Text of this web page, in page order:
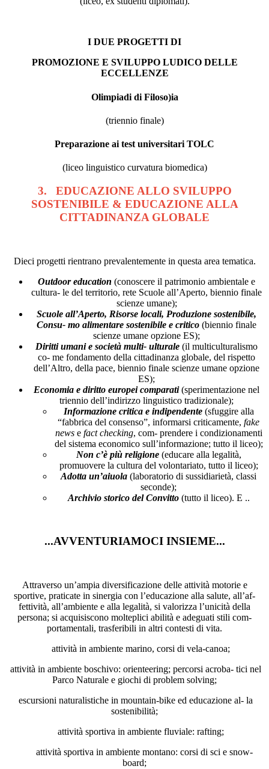
I DUE PROGETTI DI
PROMOZIONE E SVILUPPO LUDICO DELLE
ECCELLENZE
Olimpiadi di Filoso)ia
(triennio finale)
Preparazione ai test universitari TOLC
(liceo linguistico curvatura biomedica)
3. EDUCAZIONE ALLO SVILUPPO
SOSTENIBILE & EDUCAZIONE ALLA
CITTADINANZA GLOBALE
Dieci progetti rientrano prevalentemente in questa area tematica.
Outdoor education (conoscere il patrimonio ambientale e
cultura- le del territorio, rete Scuole all’Aperto, biennio finale
scienze umane);
Scuole all’Aperto, Risorse locali, Produzione sostenibile,
Consu- mo alimentare sostenibile e critico (biennio finale
scienze umane opzione ES);
Diritti umani e società multi- ulturale (il multiculturalismo
co- me fondamento della cittadinanza globale, del rispetto
dell’Altro, della pace, biennio finale scienze umane opzione
ES);
Economia e diritto europei comparati(sperimentazione nel
triennio dell’indirizzo linguistico tradizionale);
Informazione critica e indipendente (sfuggire alla
“fabbrica del consenso”, informarsi criticamente, fake
news e fact checking, com- prendere i condizionamenti
del sistema economico sull’informazione; tutto il liceo);
Non c’è più religione (educare alla legalità,
promuovere la cultura del volontariato, tutto il liceo);
Adotta un’aiuola (laboratorio di sussidiarietà, classi
seconde);
Archivio storico del Convitto (tutto il liceo). E ..
...AVVENTURIAMOCI INSIEME...
Attraverso un’ampia diversificazione delle attività motorie e
sportive, praticate in sinergia con l’educazione alla salute, all’af-
fettività, all’ambiente e alla legalità, si valorizza l’unicità della
persona; si acquisiscono molteplici abilità e adeguati stili com-
portamentali, trasferibili in altri contesti di vita.
attività in ambiente marino, corsi di vela-canoa;
attività in ambiente boschivo: orienteering; percorsi acroba- tici nel
Parco Naturale e giochi di problem solving;
escursioni naturalistiche in mountain-bike ed educazione al- la
sostenibilità;
attività sportiva in ambiente fluviale: rafting;
attività sportiva in ambiente montano: corsi di sci e snow-
board;